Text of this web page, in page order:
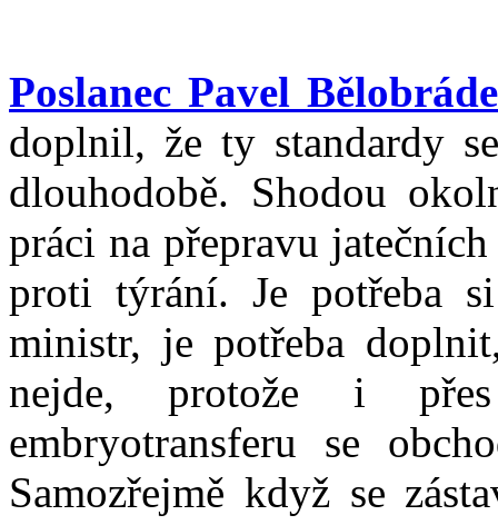
Poslanec Pavel
doplnil, že ty standardy
dlouhodobě. Shodou
práci na přepravu
proti týrání. Je potřeba
ministr, je potřeba
nejde, protože i přes
embryotransferu se
Samozřejmě když se